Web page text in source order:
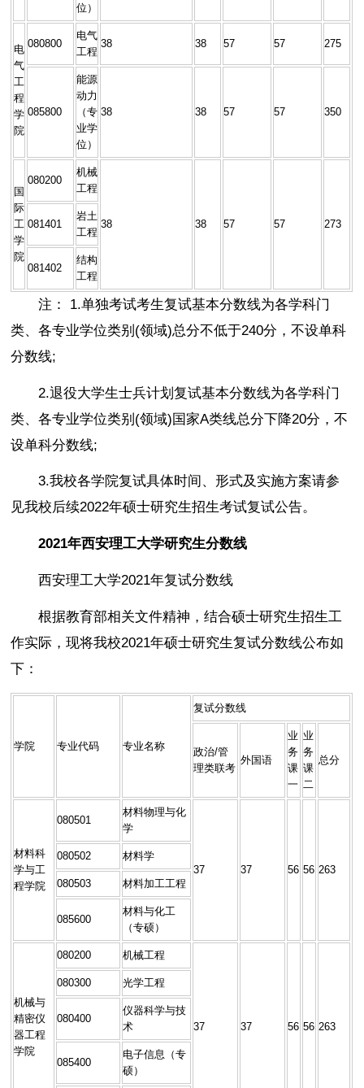
位）
电
气
工
程
学
院
080800
电气
工程
38 38 57 57 275
085800
能源
动力
（专
业学
位）
38 38 57 57 350
国
际
工
学
院
080200
机械
工程
38 38 57 57 273
081401
岩土
工程
081402
结构
工程
注： 1.单独考试考生复试基本分数线为各学科门
类、各专业学位类别(领域)总分不低于240分，不设单科
分数线;
2.退役大学生士兵计划复试基本分数线为各学科门
类、各专业学位类别(领域)国家A类线总分下降20分，不
设单科分数线;
3.我校各学院复试具体时间、形式及实施方案请参
见我校后续2022年硕士研究生招生考试复试公告。
2021年西安理工大学研究生分数线
西安理工大学2021年复试分数线
根据教育部相关文件精神，结合硕士研究生招生工
作实际，现将我校2021年硕士研究生复试分数线公布如
下：
学院 专业代码 专业名称
复试分数线
政治/管
理类联考
外国语
业
务
课
一
业
务
课
二
总分
材料科
学与工
程学院
080501
材料物理与化
学
37 37 56 56 263
080502 材料学
080503 材料加工工程
085600
材料与化工
（专硕）
机械与
精密仪
器工程
学院
080200 机械工程
37 37 56 56 263
080300 光学工程
080400
仪器科学与技
术
085400
电子信息（专
硕）